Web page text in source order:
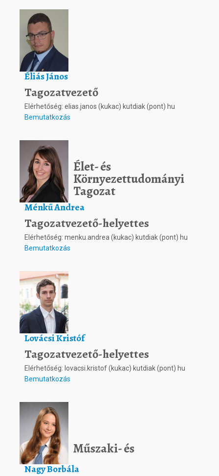
Éliás János
Tagozatvezető
Elérhetőség: elias.janos (kukac) kutdiak (pont) hu
Bemutatkozás
Ménkű Andrea
Tagozatvezető-helyettes
Elérhetőség: menku.andrea (kukac) kutdiak (pont) hu
Bemutatkozás
Lovácsi Kristóf
Tagozatvezető-helyettes
Elérhetőség: lovacsi.kristof (kukac) kutdiak (pont) hu
Bemutatkozás
Élet- és
Környezettudományi
Tagozat
Nagy Borbála
Műszaki- és